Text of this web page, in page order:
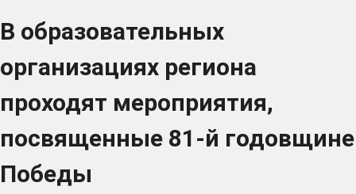
В образовательных
организациях региона
проходят мероприятия,
посвященные 81-й годовщине
Победы